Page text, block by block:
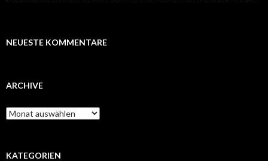
NEUESTE KOMMENTARE
ARCHIVE
A
r
iKATEGORIEN